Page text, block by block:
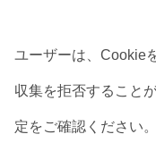
ユーザーは、Cookie
収集を拒否すること
定をご確認ください。